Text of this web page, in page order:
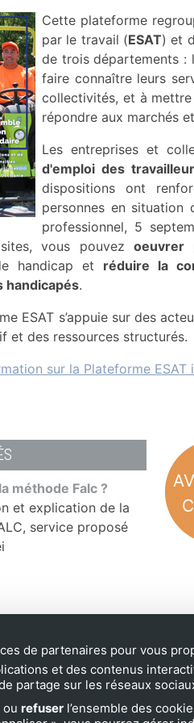
Cette plateforme
par le travail (ESAT) et
de trois départements :
faire connaître leurs
collectivités, et à
répondre aux marchés
Les entreprises et
d'emploi des
dispositions ont
personnes en
professionnel, 5
vous pouvezoeuvrer
handicap et réduire la
handicapés.
ESAT s’appuie sur des
et des ressources structurés.
sur la Plateforme ESAT
de T'CAP(h) dans la
et le Tarn
méthode Falc ?
et explication de la
service proposé
2025
de partenaires pour vous
et des contenus
partage sur les réseaux
ou refuser l’ensemble des